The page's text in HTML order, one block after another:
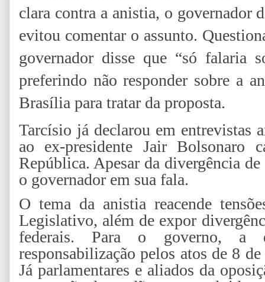
clara contra a anistia, o governador
evitou comentar o assunto.
governador disse que “só falaria
preferindo não responder sobre a
Brasília para tratar da proposta.
Tarcísio já declarou em entrevistas
ao ex-presidente Jair Bolsonaro
República. Apesar da divergência
o governador em sua fala.
O tema da anistia reacende
Legislativo, além de expor
federais. Para o governo, a
responsabilização pelos atos de 8
Já parlamentares e aliados da